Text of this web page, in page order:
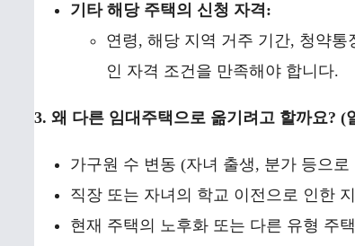
기타 해당 주택의 신청 자격:
연령, 해당 지역 거주 기간, 청약
인 자격 조건을 만족해야 합니다.
3. 왜 다른 임대주택으로 옮기려고 할까요? (
가구원 수 변동 (자녀 출생, 분가 등으
직장 또는 자녀의 학교 이전으로 인한
현재 주택의 노후화 또는 다른 유형 주